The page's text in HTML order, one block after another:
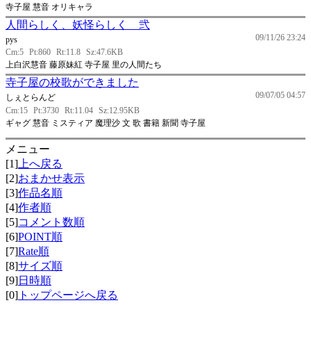
寺子屋 慧音 オリキャラ
人間らしく、妖怪らしく 弐
09/11/26 23:24
pys
Cm:5 Pt:860 Rt:11.8 Sz:47.6KB
上白沢慧音 藤原妹紅 寺子屋 里の人間たち
寺子屋の校歌ができました
09/07/05 04:57
しぇとらんど
Cm:15 Pt:3730 Rt:11.04 Sz:12.95KB
ギャグ 慧音 ミスティア 魔理沙 文 歌 書籍 新聞 寺子屋
メニュー
[1] 上へ戻る
[2]おまかせ表示
[3]作品名順
[4]作者順
[5]コメント数順
[6]POINT順
[7]Rate順
[8]サイズ順
[9]日時順
[0] トップページへ戻る